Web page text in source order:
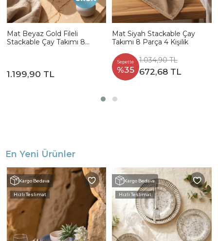
Mat Beyaz Gold Fileli
Stackable Çay Takımı 8
1.199,90 TL
Mat Siyah Stackable Çay
Takımı 8 Parça 4 Kişilik
Sepette
%35
1.034,90 TL
672,68 TL
En Yeni Ürünler
Kargo Bedava
Hızlı Teslimat
Kargo Bedava
Hızlı Teslimat